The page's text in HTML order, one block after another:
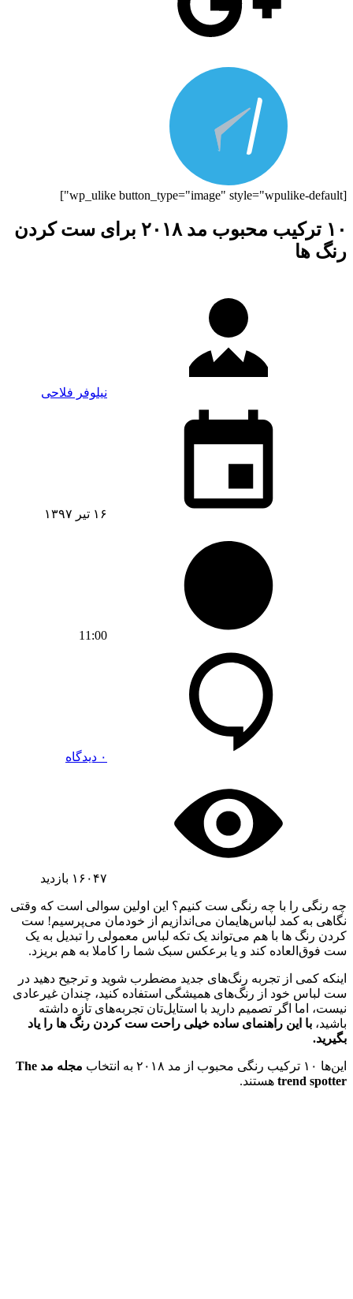
[wp_ulike button_type="image" style="wpulike-default"]
۱۰ ترکیب محبوب مد ۲۰۱۸ برای ست کردن
رنگ ها
نیلوفر فلاحی
۱۶ تیر ۱۳۹۷
11:00
۰ دیدگاه
۱۶۰۴۷ بازدید
چه رنگی را با چه رنگی ست کنیم؟ این اولین سوالی است که وقتی
نگاهی به کمد لباس‌هایمان می‌اندازیم از خودمان می‌پرسیم! ست
کردن رنگ ها با هم می‌تواند یک تکه لباس معمولی را تبدیل به یک
ست فوق‌العاده کند و یا برعکس سبک شما را کاملا به هم بریزد.
اینکه کمی از تجربه رنگ‌های جدید مضطرب شوید و ترجیح دهید در
ست لباس خود از رنگ‌های همیشگی استفاده کنید، چندان غیرعادی
نیست، اما اگر تصمیم دارید با استایل‌تان تجربه‌های تازه داشته
باشید، با این راهنمای ساده خیلی راحت ست کردن رنگ ها را یاد
بگیرید.
این‌ها ۱۰ ترکیب رنگی محبوب از مد ۲۰۱۸ به انتخاب
مجله مد The
trend spotter هستند.